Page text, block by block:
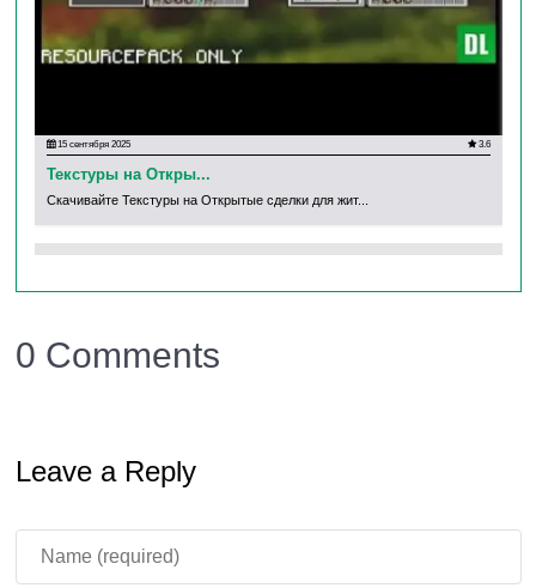
15 сентября 2025 3.6
Текстуры на Откры...
Скачивайте Текстуры на Открытые сделки для жит...
0 Comments
Leave a Reply